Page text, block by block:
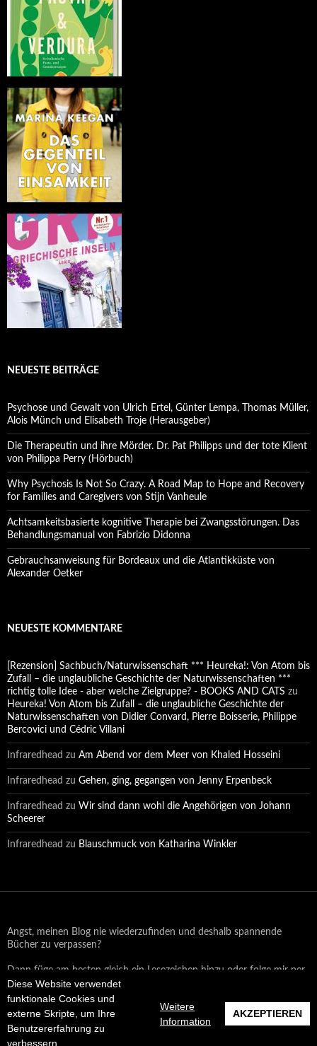
Diese Website verwendet
funktionale Cookies und
externe Skripte, um Ihre
Benutzererfahrung zu
verbessern.
Weitere
Information
AKZEPTIEREN
NEUESTE BEITRÄGE
Psychose und Gewalt von Ulrich Ertel, Günter Lempa, Thomas Müller,
Alois Münch und Elisabeth Troje (Herausgeber)
Die Therapeutin und ihre Mörder. Dr. Pat Philipps und der tote Klient
von Philippa Perry (Hörbuch)
Why Psychosis Is Not So Crazy. A Road Map to Hope and Recovery
for Families and Caregivers von Stijn Vanheule
Achtsamkeitsbasierte kognitive Therapie bei Zwangsstörungen. Das
Behandlungsmanual von Fabrizio Didonna
Gebrauchsanweisung für Bordeaux und die Atlantikküste von
Alexander Oetker
NEUESTE KOMMENTARE
[Rezension] Sachbuch/Naturwissenschaft *** Heureka!: Von Atom bis
Zufall – die unglaubliche Geschichte der Naturwissenschaften ***
richtig tolle Idee - aber welche Zielgruppe? - BOOKS AND CATS zu
Heureka! Von Atom bis Zufall – die unglaubliche Geschichte der
Naturwissenschaften von Didier Convard, Pierre Boisserie, Philippe
Bercovici und Cédric Villani
Infraredhead zu Am Abend vor dem Meer von Khaled Hosseini
Infraredhead zu Gehen, ging, gegangen von Jenny Erpenbeck
Infraredhead zu Wir sind dann wohl die Angehörigen von Johann
Scheerer
Infraredhead zu Blauschmuck von Katharina Winkler
Angst, meinen Blog nie wiederzufinden und deshalb spannende
Bücher zu verpassen?
Dann füge am besten gleich ein Lesezeichen hinzu oder folge mir per
Email oder auf Facebook!
Datenschutzerklärung